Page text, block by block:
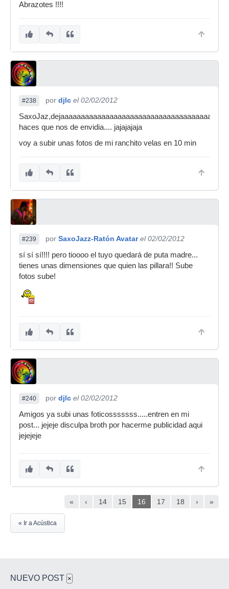
Abrazotes !!!!
#238 por djlc el 02/02/2012
SaxoJaz,dejaaaaaaaaaaaaaaaaaaaaaaaaaaaaaaaaaaaaa
haces que nos de envidia.... jajajajaja
voy a subir unas fotos de mi ranchito velas en 10 min
#239 por SaxoJazz-Ratón Avatar el 02/02/2012
sí sí sí!!!! pero tioooo el tuyo quedará de puta madre...
tienes unas dimensiones que quien las pillara!! Sube
fotos sube!
#240 por djlc el 02/02/2012
Amigos ya subi unas foticosssssss.....entren en mi
post... jejeje disculpa broth por hacerme publicidad aqui
jejejeje
« ‹ 14 15 16 17 18 › »
« Ir a Acústica
NUEVO POST ×